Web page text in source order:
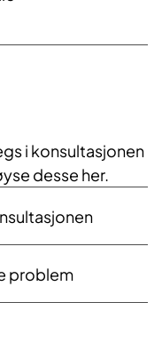
i konsultasjonen
desse her.​
problem